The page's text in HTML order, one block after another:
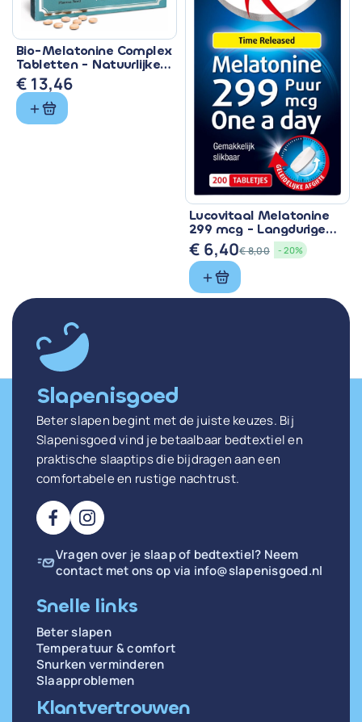
Bio-Melatonine Complex
Tabletten - Natuurlijke
Slaapondersteuning
€ 13,46
Lucovitaal Melatonine
299 mcg - Langdurige
Werkzaamheid
€8,00
Oorspronkelijke
prijs
was:
€ 6,40
Huidige
prijs
is:
- 20%
Slapenisgoed
Beter slapen begint met de juiste keuzes. Bij
Slapenisgoed vind je betaalbaar bedtextiel en
praktische slaaptips die bijdragen aan een
comfortabele en rustige nachtrust.
Vragen over je slaap of bedtextiel? Neem
contact met ons op via info@slapenisgoed.nl
Snelle links
Beter slapen
Temperatuur & comfort
Snurken verminderen
Slaapproblemen
Klantvertrouwen